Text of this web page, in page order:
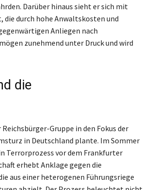
Darüber hinaus sieht er sich mit
durch hohe Anwaltskosten und
Anliegen nach
zunehmend unter Druck und wird
die
Gruppe in den Fokus der
in Deutschland plante. Im Sommer
Terrorprozess vor dem Frankfurter
erhebt Anklage gegen die
aus einer heterogenen Führungsriege